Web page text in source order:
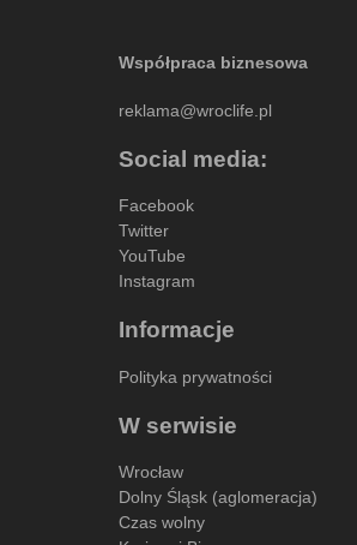
Współpraca biznesowa
reklama@wroclife.pl
Social media:
Facebook
Twitter
YouTube
Instagram
Informacje
Polityka prywatności
W serwisie
Wrocław
Dolny Śląsk (aglomeracja)
Czas wolny